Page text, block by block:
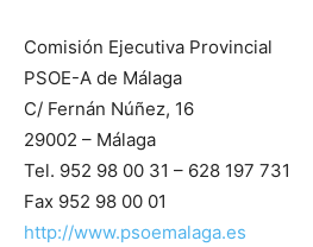
Comisión Ejecutiva Provincial
PSOE-A de Málaga
C/ Fernán Núñez, 16
29002 – Málaga
Tel. 952 98 00 31 – 628 197 731
Fax 952 98 00 01
http://www.psoemalaga.es